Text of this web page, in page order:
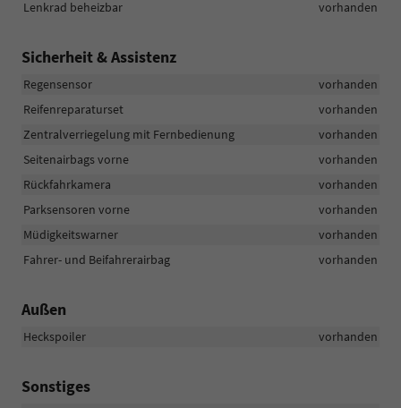
Lenkrad beheizbar
vorhanden
Sicherheit & Assistenz
Regensensor
vorhanden
Reifenreparaturset
vorhanden
Zentralverriegelung mit Fernbedienung
vorhanden
Seitenairbags vorne
vorhanden
Rückfahrkamera
vorhanden
Parksensoren vorne
vorhanden
Müdigkeitswarner
vorhanden
Fahrer- und Beifahrerairbag
vorhanden
Außen
Heckspoiler vorhanden
Sonstiges